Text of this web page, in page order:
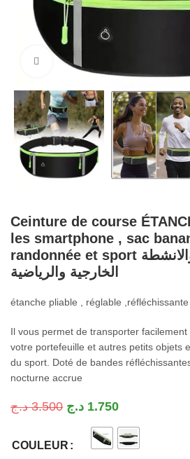
Cliquez pour agrandir
Ceinture de course
les smartphone , sac
randonnée et sport حزام للجري والانشطة
الخارجية والرياضية
étanche pliable , réglable ,réfléchissante
Il vous permet de transporter facilement
votre portefeuille et autres petits objets
du sport. Doté de bandes
nocturne accrue
3.500 د.ج 1.750 د.ج
COULEUR